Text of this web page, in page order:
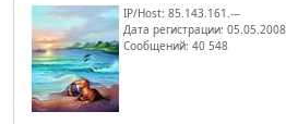
IP/Host: 85.143.161.---
Дата регистрации: 05.05.2008
Сообщений: 40 548